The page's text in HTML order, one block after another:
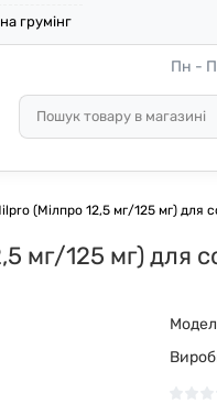
грумінг
Пн -
(Мілпро 12,5 мг/125 мг) для
мг/125 мг) для